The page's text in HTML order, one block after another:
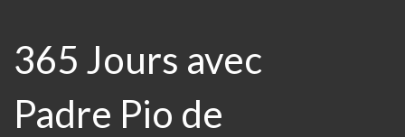
365 Jours avec
Padre Pio de